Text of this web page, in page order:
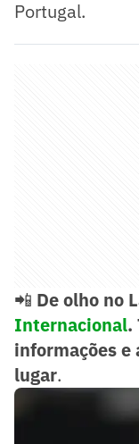
Portugal.
📲 De olho no
Internacional.
informações e
lugar.